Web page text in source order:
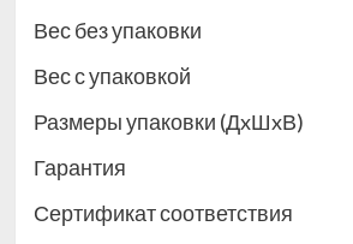
Вес без упаковки
Вес с упаковкой
Размеры упаковки (ДxШxВ)
Гарантия
Сертификат соответствия